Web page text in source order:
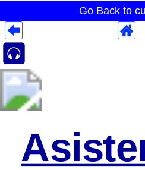
Go Back to
Despliegues Analytics
Despliegues Totales
Despliegues por Rubros